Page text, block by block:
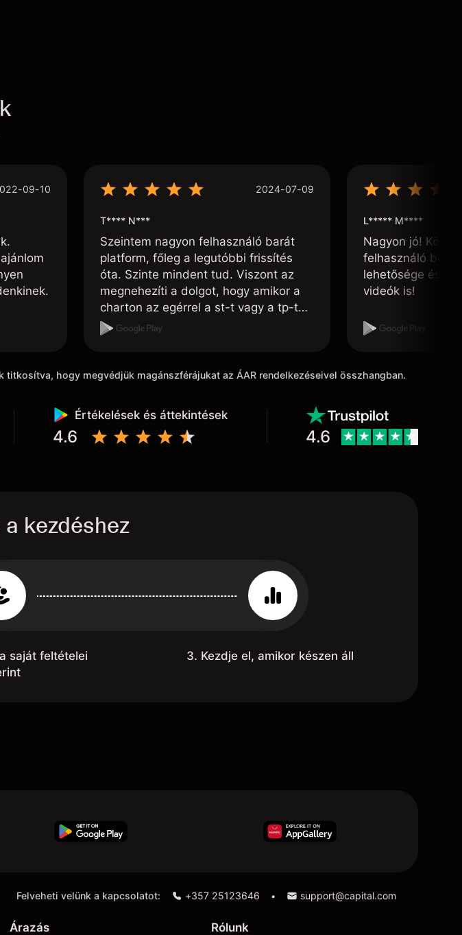
09-10 2024-07-09
T**** N***
Szeintem nagyon felhasználó barát
platform, főleg a legutóbbi frissítés
óta. Szinte mindent tud. Viszont az
megnehezíti a dolgot, hogy amikor a
charton az egérrel a st-t vagy a tp-t
akarom húzni, félúton vissza ugrik a
L***** M****
Nagyon jó!
felhasználó
lehetősége és,
videók is!
hogy megvédjük magánszférájukat az ÁAR rendelkezéseivel összhangban.
Értékelések és áttekintések
4.6 4.6
kezdéshez
saját feltételei
3. Kezdje el, amikor készen áll
Felveheti velünk a kapcsolatot: +357 25123646 • support@capital.com
Árazás Rólunk